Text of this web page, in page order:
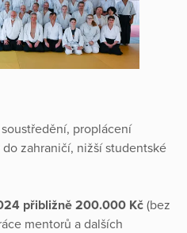
proplácení
zahraničí, nižší studentské
přibližně 200.000 Kč (bez
mentorů a dalších